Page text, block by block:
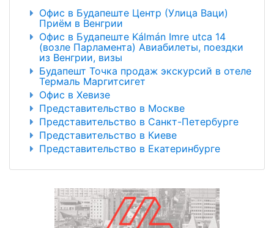
Офис в Будапеште Центр (Улица Ваци)
Приём в Венгрии
Офис в Будапеште Kálmán Imre utca 14
(возле Парламента) Авиабилеты, поездки
из Венгрии, визы
Будапешт Точка продаж экскурсий в отеле
Термаль Маргитсигет
Офис в Хевизе
Представительство в Москве
Представительство в Санкт-Петербурге
Представительство в Киеве
Представительство в Екатеринбурге